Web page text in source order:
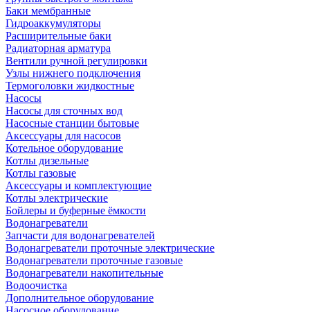
Баки мембранные
Гидроаккумуляторы
Расширительные баки
Радиаторная арматура
Вентили ручной регулировки
Узлы нижнего подключения
Термоголовки жидкостные
Насосы
Насосы для сточных вод
Насосные станции бытовые
Аксессуары для насосов
Котельное оборудование
Котлы дизельные
Котлы газовые
Аксессуары и комплектующие
Котлы электрические
Бойлеры и буферные ёмкости
Водонагреватели
Запчасти для водонагревателей
Водонагреватели проточные электрические
Водонагреватели проточные газовые
Водонагреватели накопительные
Водоочистка
Дополнительное оборудование